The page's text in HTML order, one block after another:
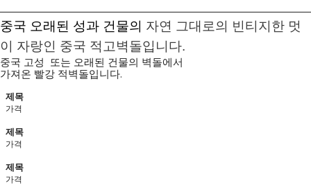
중국 오래된 성과 건물의 자연 그대로의 빈티지한 멋
이 자랑인 중국 적고벽돌입니다.
중국 고성 또는 오래된 건물의 벽돌에서
가져온 빨강 적벽돌입니다.
제목
가격
제목
가격
제목
가격